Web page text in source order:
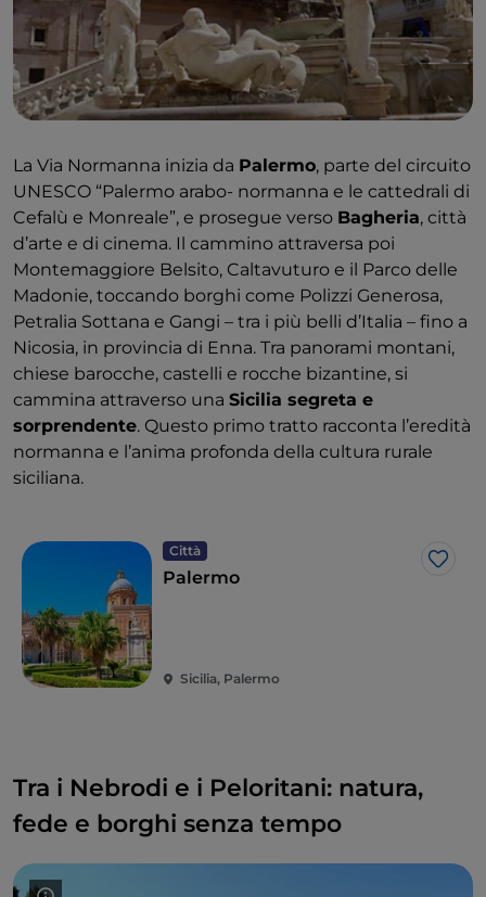
La Via Normanna inizia da Palermo, parte del circuito
UNESCO “Palermo arabo- normanna e le cattedrali di
Cefalù e Monreale”, e prosegue verso Bagheria, città
d’arte e di cinema. Il cammino attraversa poi
Montemaggiore Belsito, Caltavuturo e il Parco delle
Madonie, toccando borghi come Polizzi Generosa,
Petralia Sottana e Gangi – tra i più belli d’Italia – fino a
Nicosia, in provincia di Enna. Tra panorami montani,
chiese barocche, castelli e rocche bizantine, si
cammina attraverso una Sicilia segreta e
sorprendente. Questo primo tratto racconta l’eredità
normanna e l’anima profonda della cultura rurale
siciliana.
Città
Like
Palermo
Sicilia, Palermo
Tra i Nebrodi e i Peloritani: natura,
fede e borghi senza tempo